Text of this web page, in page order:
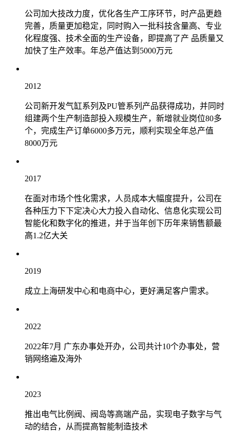
公司加大技改力度，优化各生产工序环节，时产品更趋
完善，质量更加稳定，同时购入一批科技含量高、专业
化程度强、技术全面的生产设备，即提高了产 品质量又
加快了生产效率。年总产值达到5000万元
2012
公司新开发气缸系列及PU管系列产品获得成功，并同时
组建两个生产制造部投入规模生产，新增就业岗位80多
个，完成生产订单6000多万元，顺利实现全年总产值
8000万元
2017
在面对市场个性化需求，人员成本大幅度提升，公司在
各种压力下下定决心大力投入自动化、信息化实现公司
智能化和数字化的推进，并于当年创下历年来销售额最
高1.2亿大关
2019
成立上海研发中心和电商中心，更好满足客户需求。
2022
2022年7月 广东办事处开办，公司共计10个办事处，营
销网络遍及海外
2023
推出电气比例阀、阀岛等高端产品，实现电子数字与气
动的结合，从而提高智能制造技术